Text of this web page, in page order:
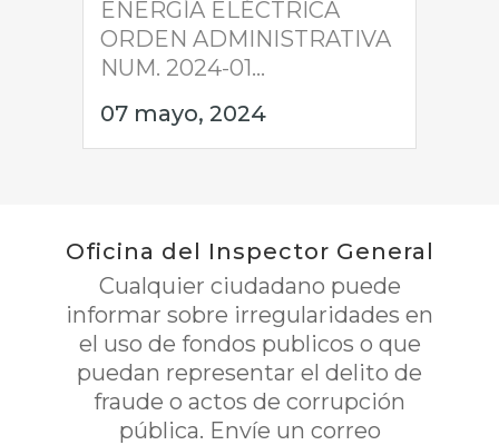
ENERGÍA ELÉCTRICA
ORDEN ADMINISTRATIVA
NUM. 2024-01...
07 mayo, 2024
Oficina del Inspector General
Cualquier ciudadano puede
informar sobre irregularidades en
el uso de fondos publicos o que
puedan representar el delito de
fraude o actos de corrupción
pública. Envíe un correo